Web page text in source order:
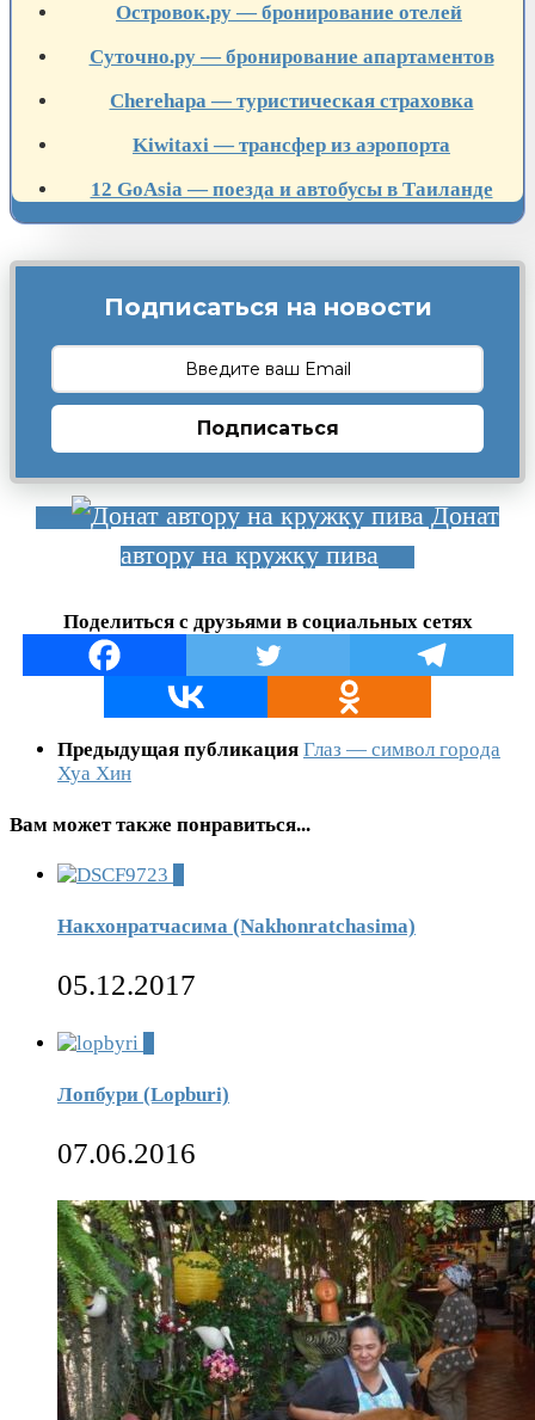
Островок.ру — бронирование отелей
Суточно.ру — бронирование апартаментов
Cherehapa — туристическая страховка
Kiwitaxi — трансфер из аэропорта
12 GoAsia — поезда и автобусы в Таиланде
Подписаться на новости
Подписаться
Донат
автору на кружку пива
Поделиться с друзьями в социальных сетях
Предыдущая публикация Глаз — символ города
Хуа Хин
Вам может также понравиться...
Накхонратчасима (Nakhonratchasima)
05.12.2017
Лопбури (Lopburi)
07.06.2016